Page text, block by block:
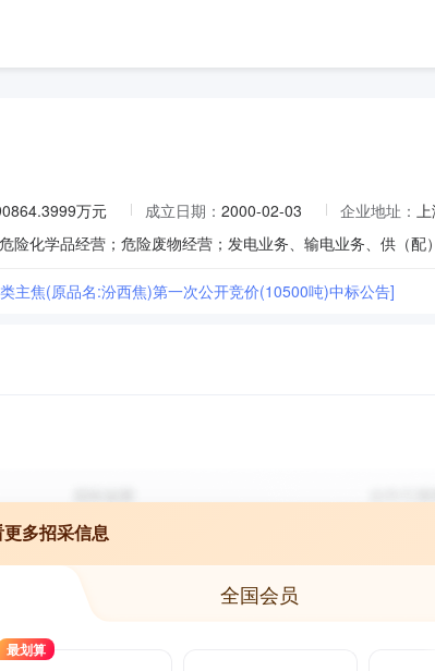
万元 成立日期： 2000-02-03 企业地址：
主焦(原品名:汾西焦)第一次公开竞价(10500吨)中标公告]
多招采信息
全国会员
最划算